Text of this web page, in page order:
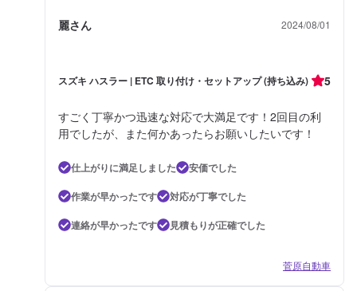
麗さん 2024/08/01
スズキ ハスラー | ETC 取り付け・セットアップ (持ち込み) 5
すごく丁寧かつ迅速な対応で大満足です！2回目の利
用でしたが、また何かあったらお願いしたいです！
仕上がりに満足しました
安価でした
作業が早かったです
対応が丁寧でした
連絡が早かったです
見積もりが正確でした
菅原自動車